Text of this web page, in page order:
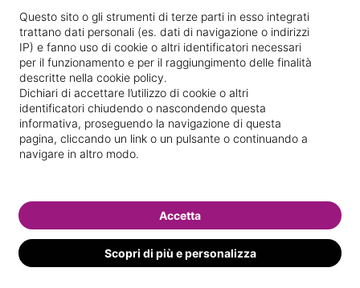
Specializzata inMassaggi del
benessere
Vedi le informazioni di Giovanna
Questo sito o gli strumenti di terze parti in esso integrati
trattano dati personali (es. dati di navigazione o indirizzi
IP) e fanno uso di cookie o altri identificatori necessari
per il funzionamento e per il raggiungimento delle finalità
descritte nella cookie policy.
Dichiari di accettare l’utilizzo di cookie o altri
identificatori chiudendo o nascondendo questa
informativa, proseguendo la navigazione di questa
pagina, cliccando un link o un pulsante o continuando a
navigare in altro modo.
Scopri di più e personalizza
Accetta